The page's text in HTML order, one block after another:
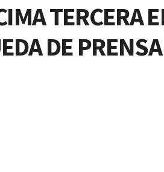
TERCERA
DE